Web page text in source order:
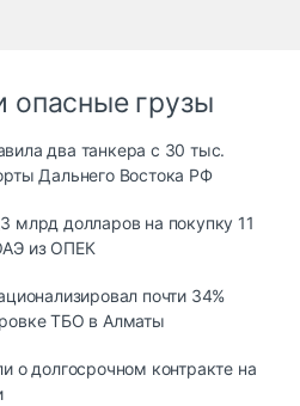
опасные грузы
два танкера с 30 тыс.
Дальнего Востока РФ
млрд долларов на покупку 11
из ОПЕК
почти 34%
ТБО в Алматы
о долгосрочном контракте на